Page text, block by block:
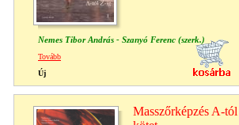
Nemes Tibor András - Szanyó Ferenc (szerk.)
Tovább
Új
Masszőrképzés A-